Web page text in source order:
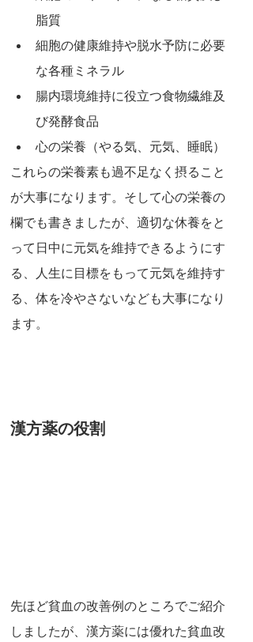
脂質
細胞の健康維持や脱水予防に必要
な各種ミネラル
腸内環境維持に役立つ食物繊維及
び発酵食品
心の栄養（やる気、元気、睡眠）
これらの栄養素も過不足なく摂ること
が大事になります。そして心の栄養の
欄でも書きましたが、適切な休養をと
って日中に元気を維持できるようにす
る、人生に目標をもって元気を維持す
る、体を冷やさないなども大事になり
ます。
漢方薬の役割
先ほど貧血の改善例のところでご紹介
しましたが、漢方薬には優れた貧血改